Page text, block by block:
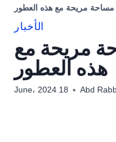
مساحة مريحة مع هذه العطور
الأخبار
مريحة مع
هذه العطور
Abd 18 June، 2024